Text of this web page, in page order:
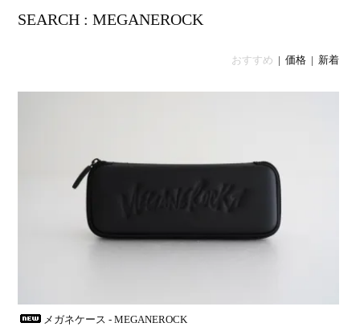
SEARCH : MEGANEROCK
おすすめ | 価格| 新着
メガネケース - MEGANEROCK